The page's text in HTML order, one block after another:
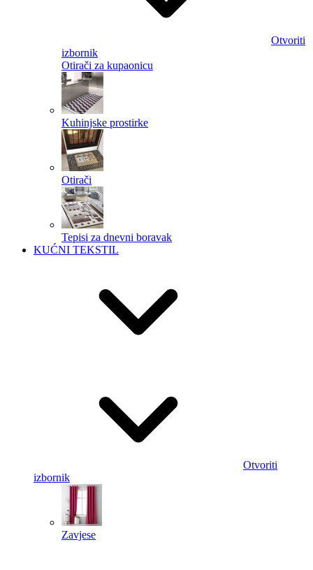
Otvoriti
izbornik
Otirači za kupaonicu
Kuhinjske prostirke
Otirači
Tepisi za dnevni boravak
KUĆNI TEKSTIL
Otvoriti
izbornik
Zavjese